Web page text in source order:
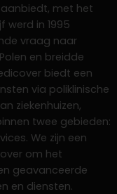
met het
werd in 1995
vraag naar
en breidde
biedt een
via poliklinische
ziekenhuizen,
twee gebieden:
We zijn een
om het
geavanceerde
en diensten.